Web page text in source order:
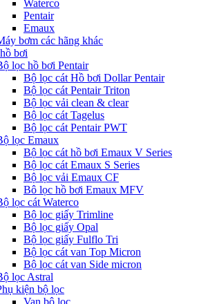
Waterco
Pentair
Emaux
bơm các hãng khác
bơi
lọc hồ bơi Pentair
Bộ lọc cát Hồ bơi Dollar Pentair
Bộ lọc cát Pentair Triton
Bộ lọc vải clean & clear
Bộ lọc cát Tagelus
Bộ lọc cát Pentair PWT
lọc Emaux
Bộ lọc cát hồ bơi Emaux V Series
Bộ lọc cát Emaux S Series
Bộ lọc vải Emaux CF
Bô lọc hồ bơi Emaux MFV
lọc cát Waterco
Bộ lọc giấy Trimline
Bộ lọc giấy Opal
Bộ lọc giấy Fulflo Tri
Bộ lọc cát van Top Micron
Bộ lọc cát van Side micron
lọc Astral
kiện bộ lọc
Van bộ lọc